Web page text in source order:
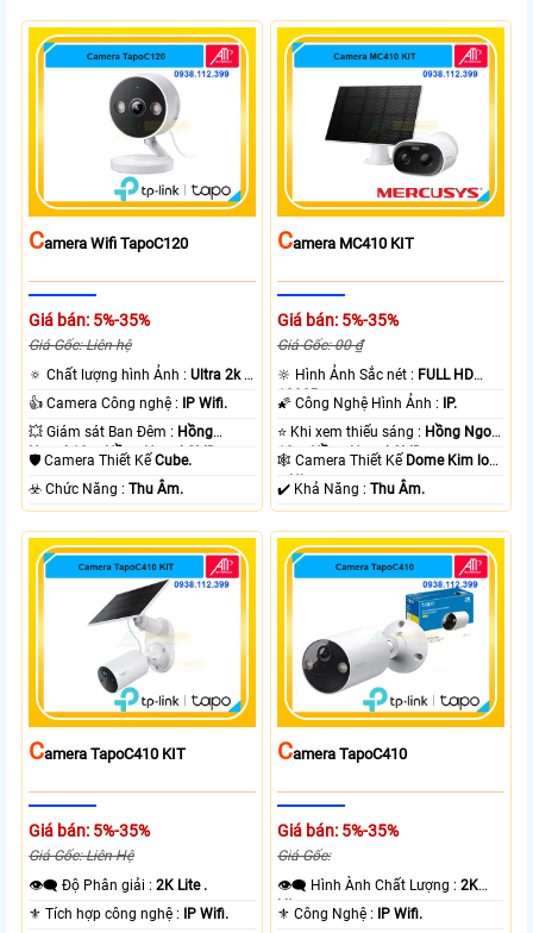
CAmera Wifi TapoC120
Giá bán: 5%-35%
Giá Gốc: Liên hệ
🔅 Chất lượng hình Ảnh :Ultra 2k +
.
👍 Camera Công nghệ : IP Wifi.
💥 Giám sát Ban Đêm : Hồng
Ngoại 10m Hồng Ngoại SMD.
🛡 Camera Thiết KếCube.
️☣️ Chức Năng :Thu Âm.
CAmera MC410 KIT
Giá bán: 5%-35%
Giá Gốc: 00 ₫
🔆 Hình Ảnh Sắc nét : FULL HD
1080P .
🌠 Công Nghệ Hình Ảnh : IP.
⭐ Khi xem thiếu sáng : Hồng Ngoại
10m Hồng Ngoại SMD.
🕸️ Camera Thiết Kế Dome Kim loại
+ Nhựa.
️✔️ Khả Năng :Thu Âm.
CAmera TapoC410 KIT
Giá bán: 5%-35%
Giá Gốc: Liên Hệ
👁️‍🗨 Độ Phân giải :2K Lite .
⚜️ Tích hợp công nghệ : IP Wifi.
CAmera TapoC410
Giá bán: 5%-35%
Giá Gốc:
👁️‍🗨 Hình Ành Chất Lượng :2K
Lite .
⚜️ Công Nghệ : IP Wifi.